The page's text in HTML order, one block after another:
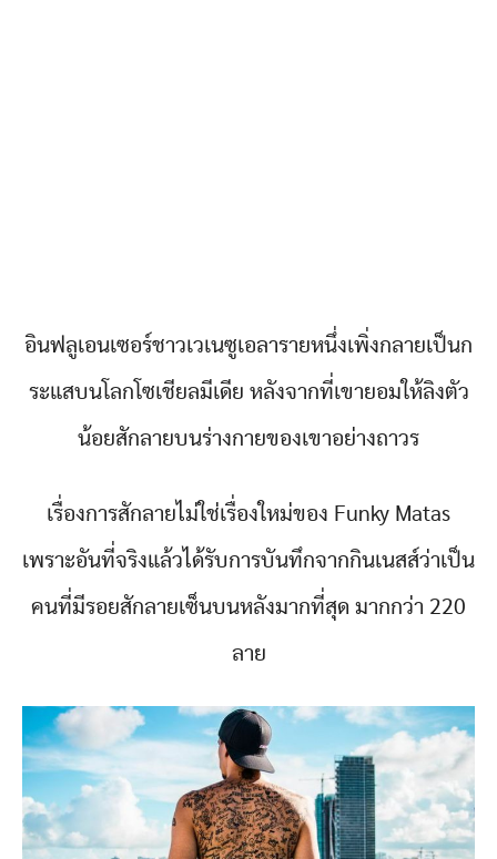
อินฟลูเอนเซอร์ชาวเวเนซูเอลารายหนึ่งเพิ่งกลายเป็นก
ระแสบนโลกโซเชียลมีเดีย หลังจากที่เขายอมให้ลิงตัว
น้อยสักลายบนร่างกายของเขาอย่างถาวร
เรื่องการสักลายไม่ใช่เรื่องใหม่ของ Funky Matas
เพราะอันที่จริงแล้วได้รับการบันทึกจากกินเนสส์ว่าเป็น
คนที่มีรอยสักลายเซ็นบนหลังมากที่สุด มากกว่า 220
ลาย